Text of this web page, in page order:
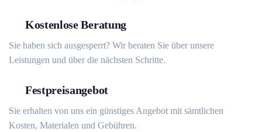
Kostenlose Beratung
Sie haben sich ausgesperrt? Wir beraten Sie über unsere
Leistungen und über die nächsten Schritte.
Festpreisangebot
Sie erhalten von uns ein günstiges Angebot mit sämtlichen
Kosten, Materialen und Gebühren.